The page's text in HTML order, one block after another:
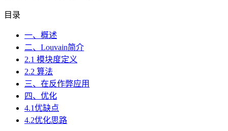
目录
一、概述
二、Louvain简介
2.1 模块度定义
2.2 算法
三、在反作弊应用
四、优化
4.1优缺点
4.2优化思路